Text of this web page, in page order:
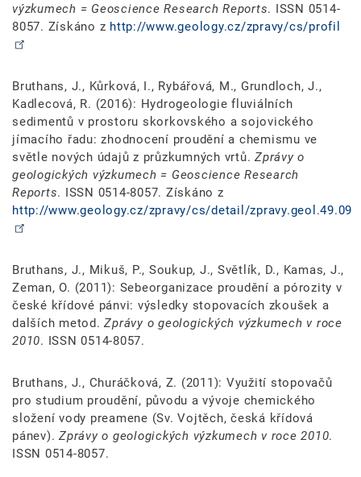
výzkumech = Geoscience Research Reports. ISSN 0514-
8057. Získáno z http://www.geology.cz/zpravy/cs/profil
Bruthans, J., Kůrková, I., Rybářová, M., Grundloch, J.,
Kadlecová, R. (2016): Hydrogeologie fluviálních
sedimentů v prostoru skorkovského a sojovického
jímacího řadu: zhodnocení proudění a chemismu ve
světle nových údajů z průzkumných vrtů. Zprávy o
geologických výzkumech = Geoscience Research
Reports. ISSN 0514-8057. Získáno z
http://www.geology.cz/zpravy/cs/detail/zpravy.geol.49.09
Bruthans, J., Mikuš, P., Soukup, J., Světlík, D., Kamas, J.,
Zeman, O. (2011): Sebeorganizace proudění a pórozity v
české křídové pánvi: výsledky stopovacích zkoušek a
dalších metod.Zprávy o geologických výzkumech v roce
2010. ISSN 0514-8057.
Bruthans, J., Churáčková, Z. (2011): Využití stopovačů
pro studium proudění, původu a vývoje chemického
složení vody preamene (Sv. Vojtěch, česká křídová
pánev). Zprávy o geologických výzkumech v roce 2010.
ISSN 0514-8057.